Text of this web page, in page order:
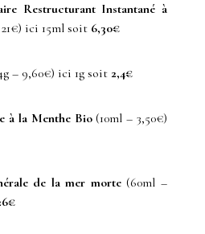
Restructurant Instantané à
ici 15ml soit 6,30€
– 9,60€) ici 1g soit2,4€
à la Menthe Bio(10ml – 3,50€)
de la mer morte(60ml –